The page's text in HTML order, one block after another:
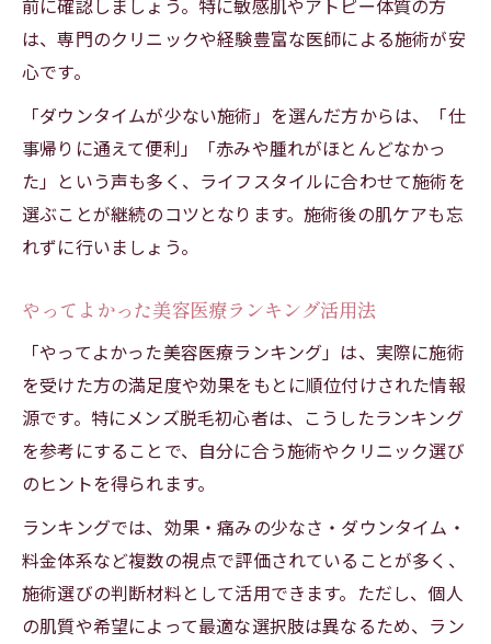
前に確認しましょう。特に敏感肌やアトピー体質の方
は、専門のクリニックや経験豊富な医師による施術が安
心です。
「ダウンタイムが少ない施術」を選んだ方からは、「仕
事帰りに通えて便利」「赤みや腫れがほとんどなかっ
た」という声も多く、ライフスタイルに合わせて施術を
選ぶことが継続のコツとなります。施術後の肌ケアも忘
れずに行いましょう。
やってよかった美容医療ランキング活用法
「やってよかった美容医療ランキング」は、実際に施術
を受けた方の満足度や効果をもとに順位付けされた情報
源です。特にメンズ脱毛初心者は、こうしたランキング
を参考にすることで、自分に合う施術やクリニック選び
のヒントを得られます。
ランキングでは、効果・痛みの少なさ・ダウンタイム・
料金体系など複数の視点で評価されていることが多く、
施術選びの判断材料として活用できます。ただし、個人
の肌質や希望によって最適な選択肢は異なるため、ラン